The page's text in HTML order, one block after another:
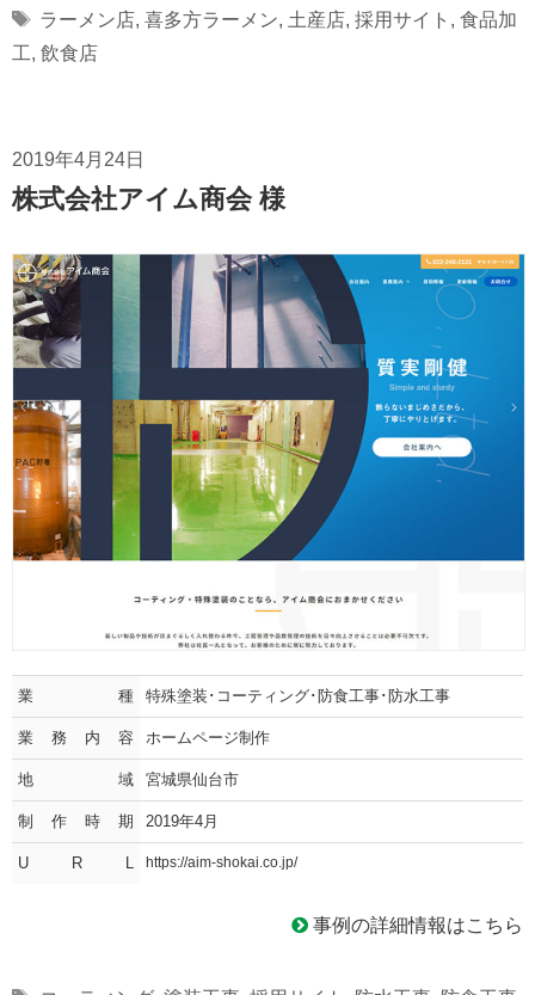
Tags
ラーメン店, 喜多方ラーメン, 土産店, 採用サイト , 食品加
工, 飲食店
2019年4月24日
株式会社アイム商会 様
業種 特殊塗装･コーティング･防食工事･防水工事
業務内容 ホームページ制作
地域 宮城県仙台市
制作時期 2019年4月
U R L https://aim-shokai.co.jp/
事例の詳細情報はこちら